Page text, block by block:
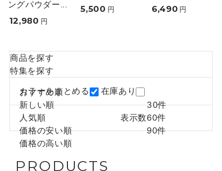
ングパウダー...
12,980 円
5,500 円
6,490 円
商品を探す
特集を探す
カラーをまとめる 在庫あり
おすすめ順
新しい順
人気順
価格の安い順
価格の高い順
表示数
30件
60件
90件
PRODUCTS